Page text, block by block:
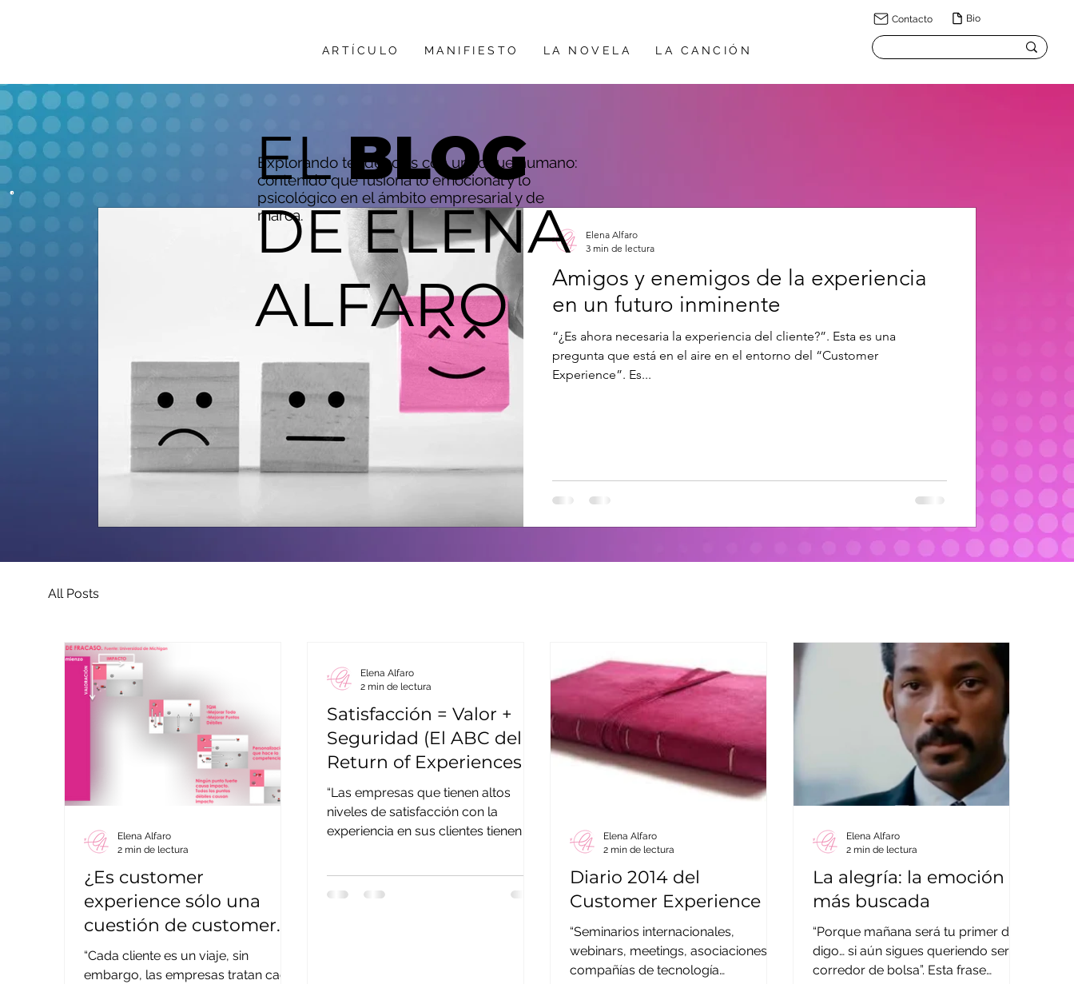
Bio
Contacto
ARTÍCULO MANIFIESTO LA NOVELA LA CANCIÓN
Amigos y enemigos de la experiencia
en un futuro inminente
“¿Es ahora necesaria la experiencia del cliente?”. Esta es una
pregunta que está en el aire en el entorno del “Customer
Experience”. Es...
Elena Alfaro
3 min de lectura
ELBLOG
DE ELENA
ALFARO
Explorando tendencias con un toque humano:
contenido que fusiona lo emocional y lo
psicológico en el ámbito empresarial y de
marca.
All Posts
¿Es customer
experience sólo una
cuestión de customer
journey? (Parte II)
“Cada cliente es un viaje, sin
embargo, las empresas tratan cada
Elena Alfaro
2 min de lectura
Satisfacción = Valor +
Seguridad (El ABC del
Return of Experiences &
Emotions (2ª Parte))
“Las empresas que tienen altos
niveles de satisfacción con la
experiencia en sus clientes tienen un
Elena Alfaro
2 min de lectura
Diario 2014 del
Customer Experience
“Seminarios internacionales,
webinars, meetings, asociaciones,
compañías de tecnología
Elena Alfaro
2 min de lectura
La alegría: la emoción
más buscada
“Porque mañana será tu primer día,
digo… si aún sigues queriendo ser
corredor de bolsa”. Esta frase
Elena Alfaro
2 min de lectura